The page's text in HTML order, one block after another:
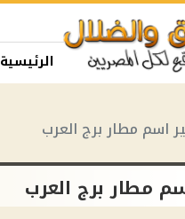
الرئيسية
اسم مطار برج العرب
مطار برج العرب